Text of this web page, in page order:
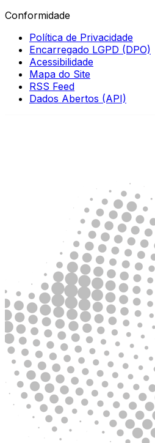
Conformidade
Política de Privacidade
Encarregado LGPD (DPO)
Acessibilidade
Mapa do Site
RSS Feed
Dados Abertos (API)